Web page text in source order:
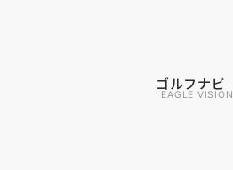
ゴルフナビ
EAGLE VISION